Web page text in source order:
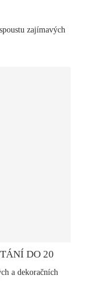
zajímavých
DO 20
a dekoračních